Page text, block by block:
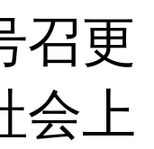
召更
会上